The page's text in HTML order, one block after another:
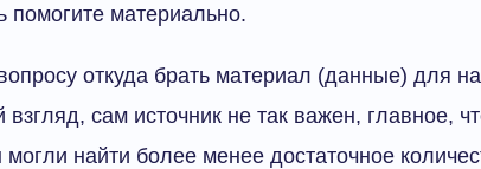
помогите материально.
откуда брать материал (данные) для
сам источник не так важен, главное,
найти более менее достаточное